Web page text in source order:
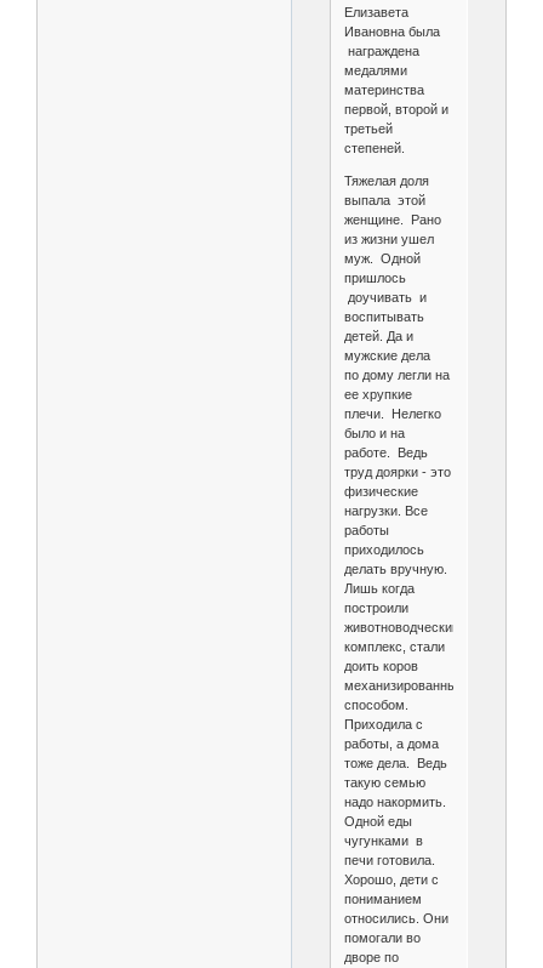
Елизавета
Ивановна была
награждена
медалями
материнства
первой, второй и
третьей
степеней.
Тяжелая доля
выпала этой
женщине. Рано
из жизни ушел
муж. Одной
пришлось
доучивать и
воспитывать
детей. Да и
мужские дела
по дому легли на
ее хрупкие
плечи. Нелегко
было и на
работе. Ведь
труд доярки - это
физические
нагрузки. Все
работы
приходилось
делать вручную.
Лишь когда
построили
животноводческий
комплекс, стали
доить коров
механизированным
способом.
Приходила с
работы, а дома
тоже дела. Ведь
такую семью
надо накормить.
Одной еды
чугунками в
печи готовила.
Хорошо, дети с
пониманием
относились. Они
помогали во
дворе по